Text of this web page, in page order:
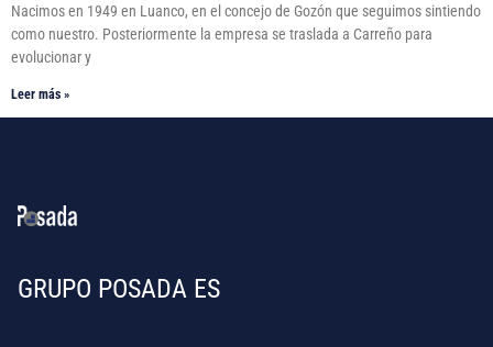
Nacimos en 1949 en Luanco, en el concejo de Gozón que seguimos sintiendo
como nuestro. Posteriormente la empresa se traslada a Carreño para
evolucionar y
Leer más »
GRUPO POSADA ES